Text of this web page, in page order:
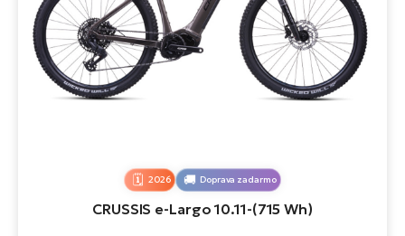
2026 Doprava zadarmo
CRUSSIS e-Largo 10.11-(715 Wh)